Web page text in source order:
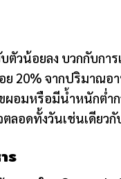
บตัวน้อยลง บวกกับก
20% จากปริมาณอ
ผอมหรือมีน้ำหนักต่
ลอดทั้งวันเช่นเดียว
ร